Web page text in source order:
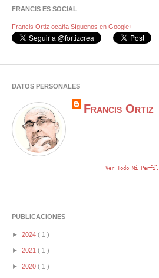
FRANCIS ES SOCIAL
Francis Ortiz ocaña Síguenos en Google+
DATOS PERSONALES
Francis Ortiz
Ver Todo Mi Perfil
PUBLICACIONES
► 2024 ( 1 )
► 2021 ( 1 )
► 2020 ( 1 )